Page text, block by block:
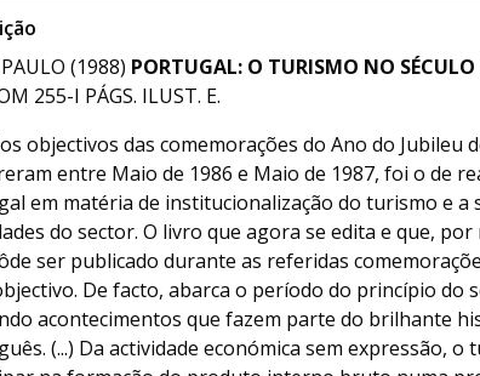
(1988) PORTUGAL: O TURISMO NO
255-I PÁGS. ILUST. E.
objectivos das comemorações do Ano do Jubileu
entre Maio de 1986 e Maio de 1987, foi o de
em matéria de institucionalização do turismo e a
do sector. O livro que agora se edita e que,
ser publicado durante as referidas
De facto, abarca o período do princípio do
acontecimentos que fazem parte do brilhante
(...) Da actividade económica sem expressão, o